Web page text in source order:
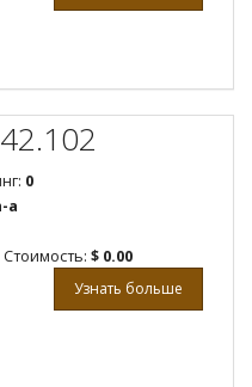
0
a
$ 0.00
Узнать больше